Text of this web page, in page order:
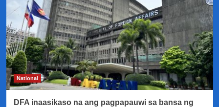
ang
repatriation
ng
Pinay
na
turista
na
ikinulong
sa
National
DFA inaasikaso na ang pagpapauwi sa bansa ng